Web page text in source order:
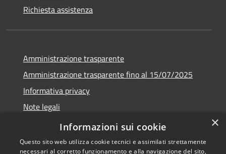
Richiesta assistenza
Amministrazione trasparente
Amministrazione trasparente fino al 15/07/2025
Informativa privacy
Note legali
Dichiarazione di accessibilità
×
Informazioni sui cookie
Questo sito web utilizza cookie tecnici e assimilati strettamente
necessari al corretto funzionamento e alla navigazione del sito,